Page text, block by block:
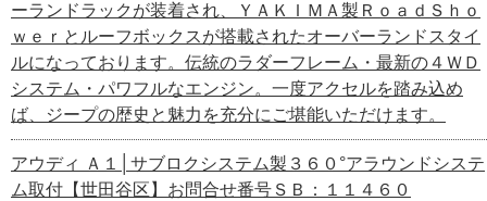
ーランドラックが装着され、ＹＡＫＩＭＡ製ＲｏａｄＳｈｏ
ｗｅｒとルーフボックスが搭載されたオーバーランドスタイ
ルになっております。伝統のラダーフレーム・最新の４ＷＤ
システム・パワフルなエンジン。一度アクセルを踏み込め
ば、ジープの歴史と魅力を充分にご堪能いただけます。
アウディ Ａ１│サブロクシステム製３６０°アラウンドシステ
ム取付【世田谷区】お問合せ番号ＳＢ：１１４６０